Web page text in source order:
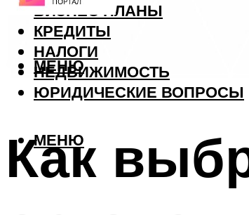
БИЗНЕС ПЛАНЫ
КРЕДИТЫ
НАЛОГИ
НЕДВИЖИМОСТЬ
ЮРИДИЧЕСКИЕ ВОПРОСЫ
МЕНЮ
МЕНЮ
Как